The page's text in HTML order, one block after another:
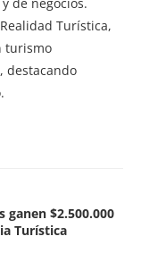
Turística,
turismo
destacando
$2.500.000
Turística